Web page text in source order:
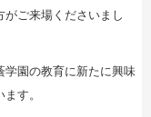
ご来場くださいまし
学園の教育に新たに興味
す。